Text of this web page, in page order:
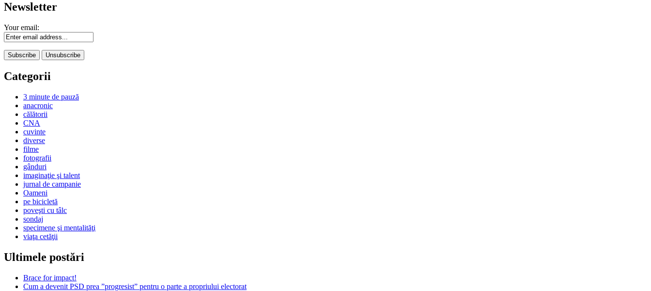
Newsletter
Your email:
Categorii
3 minute de pauză
anacronic
călătorii
CNA
cuvinte
diverse
filme
fotografii
gânduri
imaginaţie şi talent
jurnal de campanie
Oameni
pe bicicletă
poveşti cu tâlc
sondaj
specimene şi mentalităţi
viaţa cetăţii
Ultimele postări
Brace for impact!
Cum a devenit PSD prea ”progresist” pentru o parte a propriului electorat